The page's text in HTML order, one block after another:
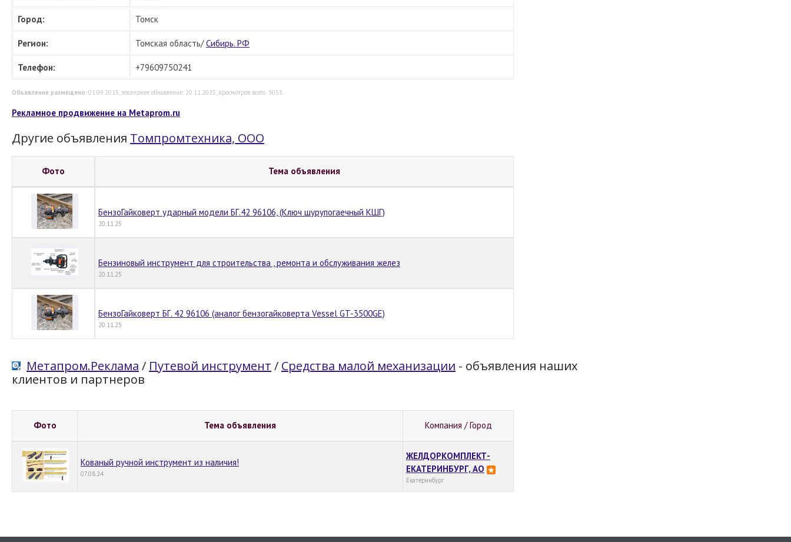
Город: Томск
Регион: Томская область/Сибирь. РФ
Телефон: +79609750241
Объявление размещено: 01.09.2015, последнее обновление: 20.11.2025, просмотров всего: 3053.
Рекламное продвижение на Metaprom.ru
Другие объявления Томпромтехника, ООО
Фото Тема объявления
БензоГайковерт ударный модели БГ.42 96106, (Ключ шурупогаечный КШГ)
20.11.25
Бензиновый инструмент для строительства , ремонта и обслуживания желез
20.11.25
БензоГайковерт БГ. 42 96106 (аналог бензогайковерта Vessel GT-3500GE)
20.11.25
Метапром.Реклама / Путевой инструмент / Средства малой механизации - объявления наших
клиентов и партнеров
Фото Тема объявления Компания / Город
Кованый ручной инструмент из наличия!
07.08.24
ЖЕЛДОРКОМПЛЕКТ-
ЕКАТЕРИНБУРГ, АО
Екатеринбург